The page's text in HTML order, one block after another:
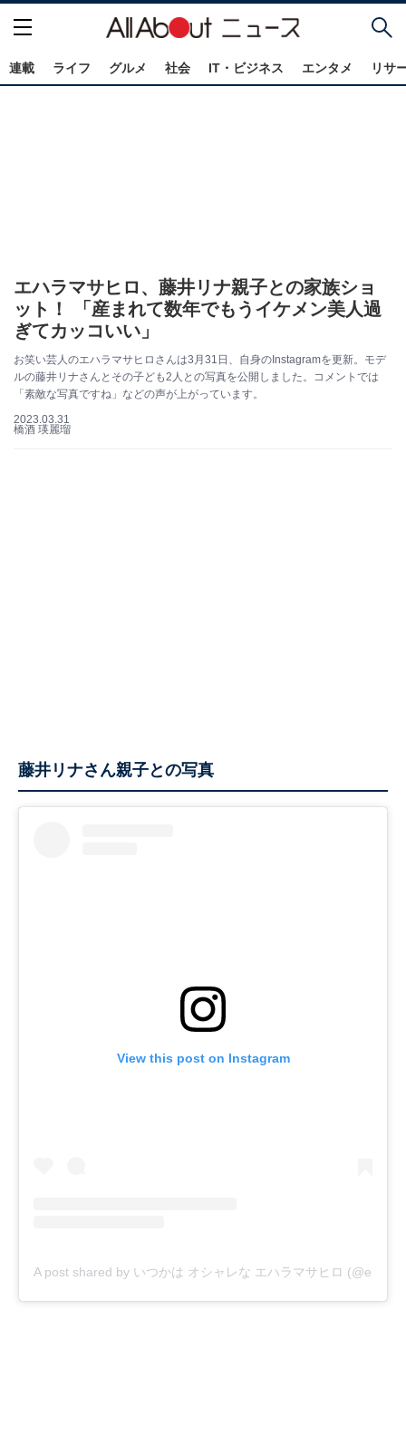
連載 ライフ グルメ 社会 IT・ビジネス エンタメ リサ
エハラマサヒロ、藤井リナ親子との家族ショ
ット！ 「産まれて数年でもうイケメン美人過
ぎてカッコいい」
お笑い芸人のエハラマサヒロさんは3月31日、自身のInstagramを更新。モデ
ルの藤井リナさんとその子ども2人との写真を公開しました。コメントでは
「素敵な写真ですね」などの声が上がっています。
2023.03.31
橋酒 瑛麗瑠
藤井リナさん親子との写真
View this post on Instagram
A post shared by いつかは オシャレな エハラマサヒロ